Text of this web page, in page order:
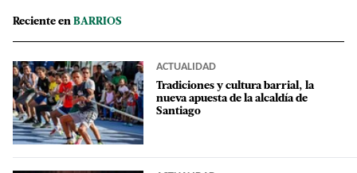
Reciente en BARRIOS
ACTUALIDAD
Tradiciones y cultura barrial, la
nueva apuesta de la alcaldía de
Santiago